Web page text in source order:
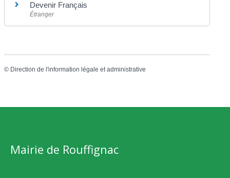
Devenir Français
Étranger
© Direction de l'information légale et administrative
Mairie de Rouffignac